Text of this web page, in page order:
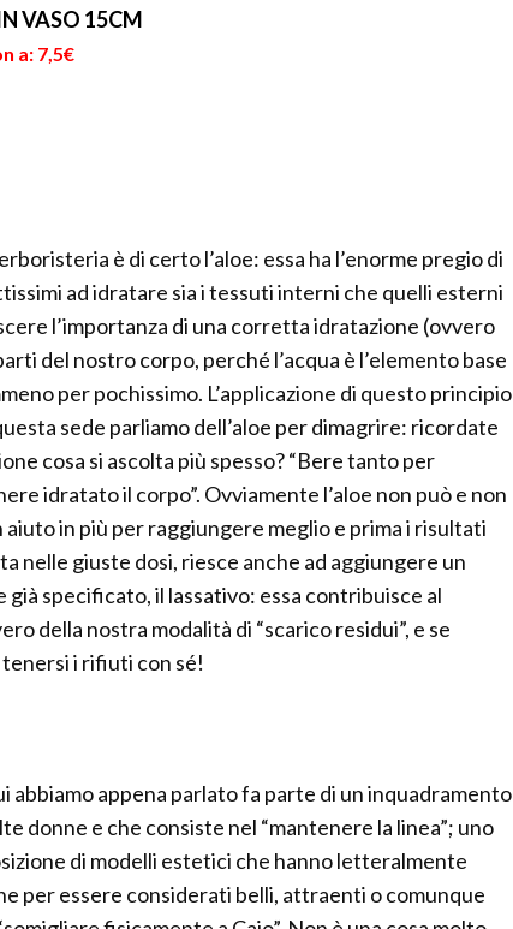
VASO 15CM
a: 7,5€
è di certo l’aloe: essa ha l’enorme pregio di
ad idratare sia i tessuti interni che quelli esterni
l’importanza di una corretta idratazione (ovvero
del nostro corpo, perché l’acqua è l’elemento base
per pochissimo. L’applicazione di questo principio
sede parliamo dell’aloe per dimagrire: ricordate
cosa si ascolta più spesso? “Bere tanto per
idratato il corpo”. Ovviamente l’aloe non può e non
in più per raggiungere meglio e prima i risultati
nelle giuste dosi, riesce anche ad aggiungere un
specificato, il lassativo: essa contribuisce al
della nostra modalità di “scarico residui”, e se
i rifiuti con sé!
abbiamo appena parlato fa parte di un inquadramento
donne e che consiste nel “mantenere la linea”; uno
di modelli estetici che hanno letteralmente
per essere considerati belli, attraenti o comunque